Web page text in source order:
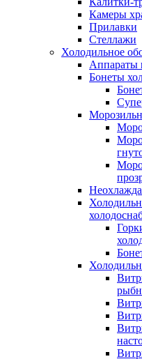
Камеры
Прилавки
Стеллажи
Холодильное
Аппараты
Бонеты